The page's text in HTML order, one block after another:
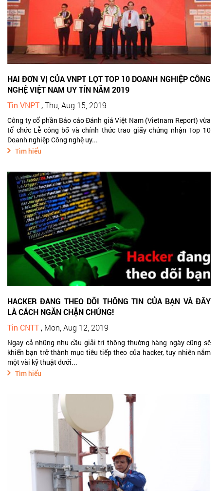
HAI ĐƠN VỊ CỦA VNPT LỌT TOP 10 DOANH NGHIỆP CÔNG
NGHỆ VIỆT NAM UY TÍN NĂM 2019
Tin VNPT ,Thu, Aug 15, 2019
Công ty cổ phần Báo cáo Đánh giá Việt Nam (Vietnam Report) vừa
tổ chức Lễ công bố và chính thức trao giấy chứng nhận Top 10
Doanh nghiệp Công nghệ uy...
Tìm hiểu
HACKER ĐANG THEO DÕI THÔNG TIN CỦA BẠN VÀ ĐÂY
LÀ CÁCH NGĂN CHẶN CHÚNG!
Tin CNTT , Mon, Aug 12, 2019
Ngay cả những nhu cầu giải trí thông thường hàng ngày cũng sẽ
khiến bạn trở thành mục tiêu tiếp theo của hacker, tuy nhiên nắm
một vài kỹ thuật dưới...
Tìm hiểu